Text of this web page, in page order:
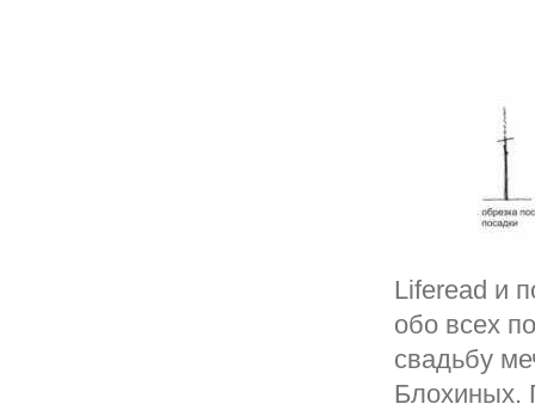
Liferead и
обо всех
свадьбу
Блохиных.